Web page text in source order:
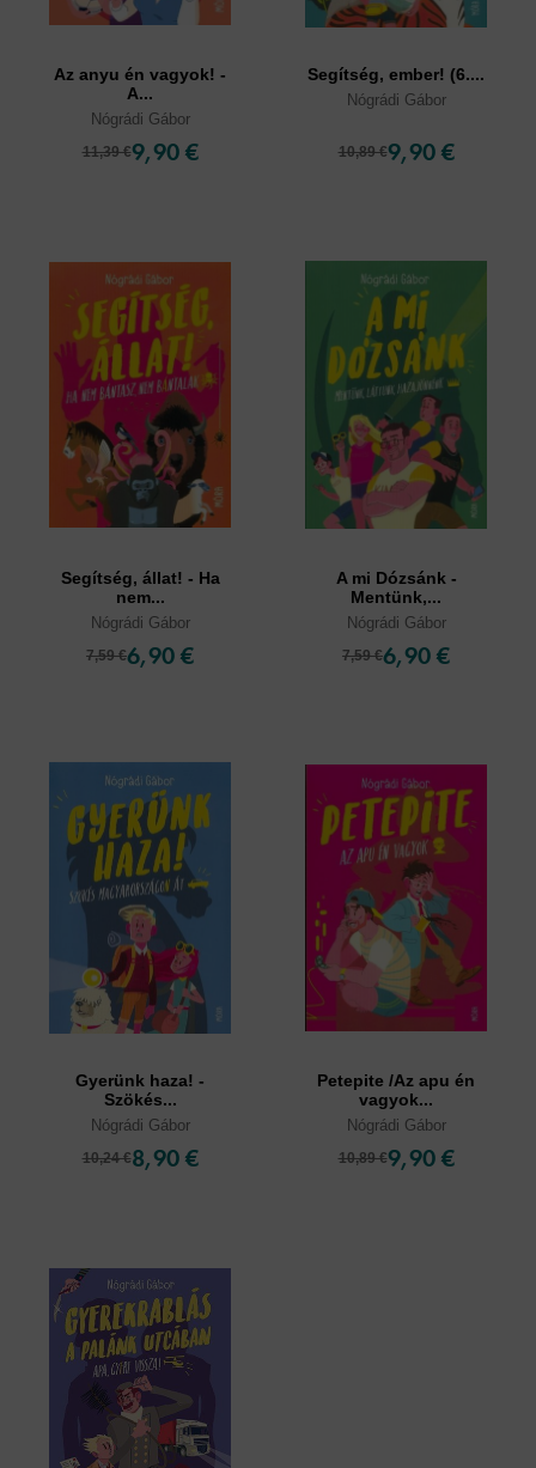
Az anyu én vagyok! -
A...
Nógrádi Gábor
11,39 €9,90 €
Segítség, ember! (6....
Nógrádi Gábor
10,89 €9,90 €
Segítség, állat! - Ha
nem...
Nógrádi Gábor
7,59 €6,90 €
A mi Dózsánk -
Mentünk,...
Nógrádi Gábor
7,59 €6,90 €
Gyerünk haza! -
Szökés...
Nógrádi Gábor
10,24 €8,90 €
Petepite /Az apu én
vagyok...
Nógrádi Gábor
10,89 €9,90 €